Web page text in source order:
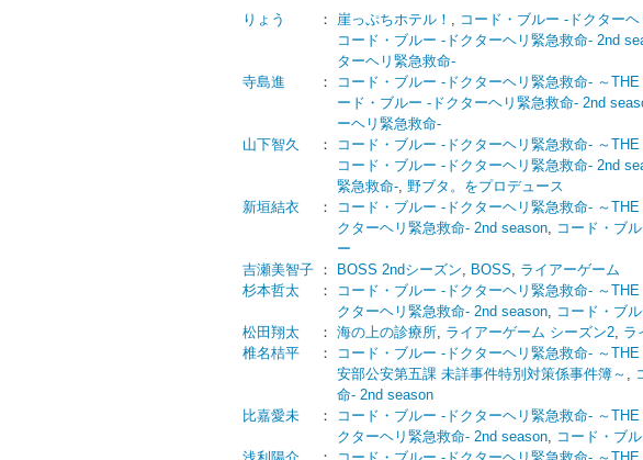
りょう ： 崖っぷちホテル！ , コード・ブルー -ドクター
コード・ブルー -ドクターヘリ緊急救命- 2nd
ターヘリ緊急救命-
寺島進
： コード・ブルー -ドクターヘリ緊急救命- ～
ード・ブルー -ドクターヘリ緊急救命- 2nd
ーヘリ緊急救命-
山下智久
： コード・ブルー -ドクターヘリ緊急救命- ～
コード・ブルー -ドクターヘリ緊急救命- 2nd
緊急救命-, 野ブタ。をプロデュース
新垣結衣
： コード・ブルー -ドクターヘリ緊急救命- ～
クターヘリ緊急救命- 2nd season, コード・ブ
ー
吉瀬美智子 ： BOSS 2ndシーズン, BOSS, ライアーゲーム
杉本哲太
： コード・ブルー -ドクターヘリ緊急救命- ～
クターヘリ緊急救命- 2nd season, コード・ブ
松田翔太
： 海の上の診療所, ライアーゲーム シーズン2, ラ
椎名桔平
： コード・ブルー -ドクターヘリ緊急救命- ～
安部公安第五課 未詳事件特別対策係事件簿～ ,
命- 2nd season
比嘉愛未
： コード・ブルー -ドクターヘリ緊急救命- ～
クターヘリ緊急救命- 2nd season, コード・ブ